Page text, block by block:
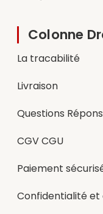
Colonne
La tracabilité
Livraison
Questions
CGV CGU
Paiement
Confidentialité et